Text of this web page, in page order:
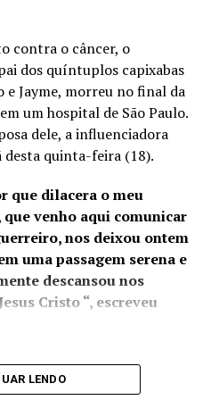
compõem o poder
que vão entrar nessa casa.
não é fácil. Tratem os
respeito. Que todos
A gente não resolve, a
Jardim tem jeito. Boa sorte
ficam aqui e aos quatro que
quatro foram punidos
e atuará em
portuários
como o Porto
data de
para
os
R$ 35
e a
da
o Rio de
gerar
contra o câncer, o
dos quíntuplos capixabas
Jayme, morreu no final da
um hospital de São Paulo.
dele, a influenciadora
desta quinta-feira (18).
que dilacera o meu
venho aqui comunicar
nos deixou ontem
uma passagem serena e
descansou nos
Cristo “, escreveu
detratamento que só foi
LENDO